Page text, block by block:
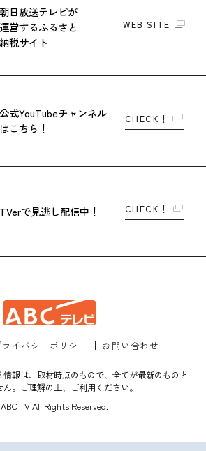
朝日放送テレビが
運営するふるさと
納税サイト
WEB SITE
公式YouTubeチャンネル
はこちら！
CHECK！
TVerで見逃し配信中！ CHECK！
ライバシーポリシー お問い合わせ
報は、取材時点のもので、全てが最新のものと
ん。ご理解の上、ご利用ください。
TV All Rights Reserved.